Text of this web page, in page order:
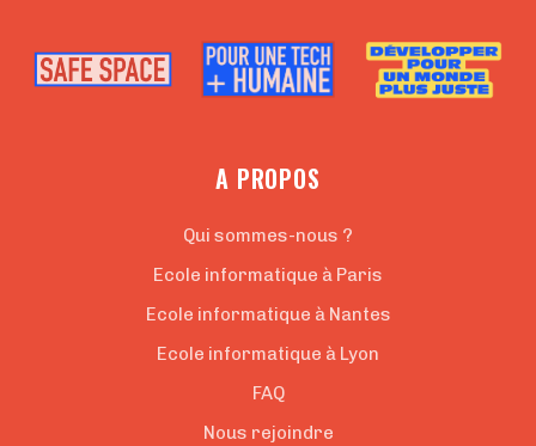
A PROPOS
Qui sommes-nous ?
Ecole informatique à Paris
Ecole informatique à Nantes
Ecole informatique à Lyon
FAQ
Nous rejoindre